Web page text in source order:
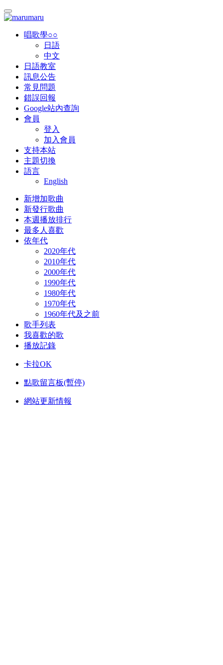
唱歌學○○
日語
中文
日語教室
訊息公告
常見問題
錯誤回報
Google站內查詢
會員
登入
加入會員
支持本站
主題切換
語言
English
新增加歌曲
新發行歌曲
本週播放排行
最多人喜歡
依年代
2020年代
2010年代
2000年代
1990年代
1980年代
1970年代
1960年代及之前
歌手列表
我喜歡的歌
播放記錄
卡拉OK
點歌留言板(暫停)
網站更新情報